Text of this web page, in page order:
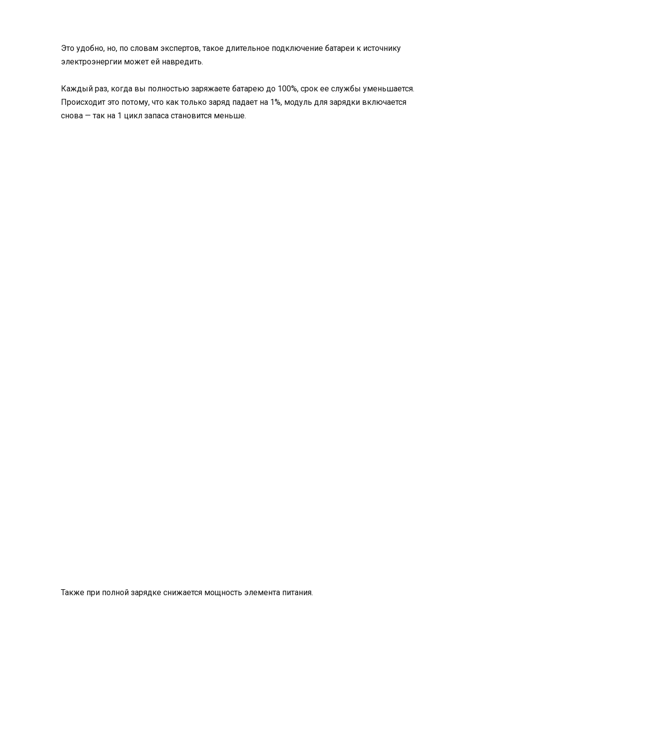
Это удобно, но, по словам экспертов, такое длительное подключение батареи к источнику
электроэнергии может ей навредить.
Каждый раз, когда вы полностью заряжаете батарею до 100%, срок ее службы уменьшается.
Происходит это потому, что как только заряд падает на 1%, модуль для зарядки включается
снова — так на 1 цикл запаса становится меньше.
Также при полной зарядке снижается мощность элемента питания.